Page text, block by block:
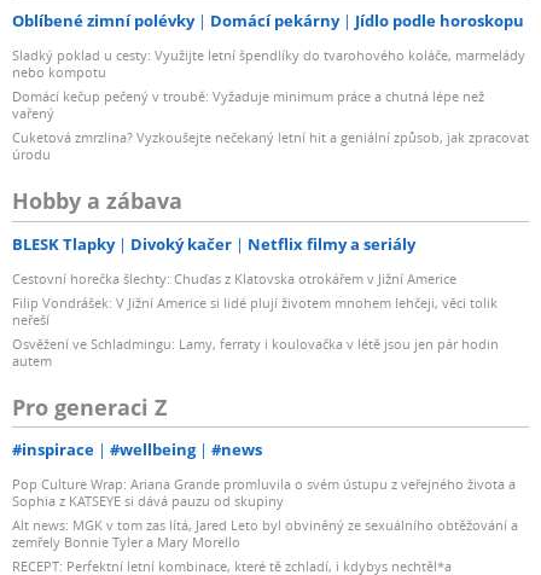
Oblíbené zimní polévky Domácí pekárny Jídlo podle horoskopu
Sladký poklad u cesty: Využijte letní špendlíky do tvarohového koláče, marmelády
nebo kompotu
Domácí kečup pečený v troubě: Vyžaduje minimum práce a chutná lépe než
vařený
Cuketová zmrzlina? Vyzkoušejte nečekaný letní hit a geniální způsob, jak zpracovat
úrodu
Hobby a zábava
BLESK Tlapky Divoký kačer Netflix filmy a seriály
Cestovní horečka šlechty: Chuďas z Klatovska otrokářem v Jižní Americe
Filip Vondrášek: V Jižní Americe si lidé plují životem mnohem lehčeji, věci tolik
neřeší
Osvěžení ve Schladmingu: Lamy, ferraty i koulovačka v létě jsou jen pár hodin
autem
Pro generaci Z
#inspirace #wellbeing #news
Pop Culture Wrap: Ariana Grande promluvila o svém ústupu z veřejného života a
Sophia z KATSEYE si dává pauzu od skupiny
Alt news: MGK v tom zas lítá, Jared Leto byl obviněný ze sexuálního obtěžování a
zemřely Bonnie Tyler a Mary Morello
RECEPT: Perfektní letní kombinace, které tě zchladí, i kdybys nechtěl*a